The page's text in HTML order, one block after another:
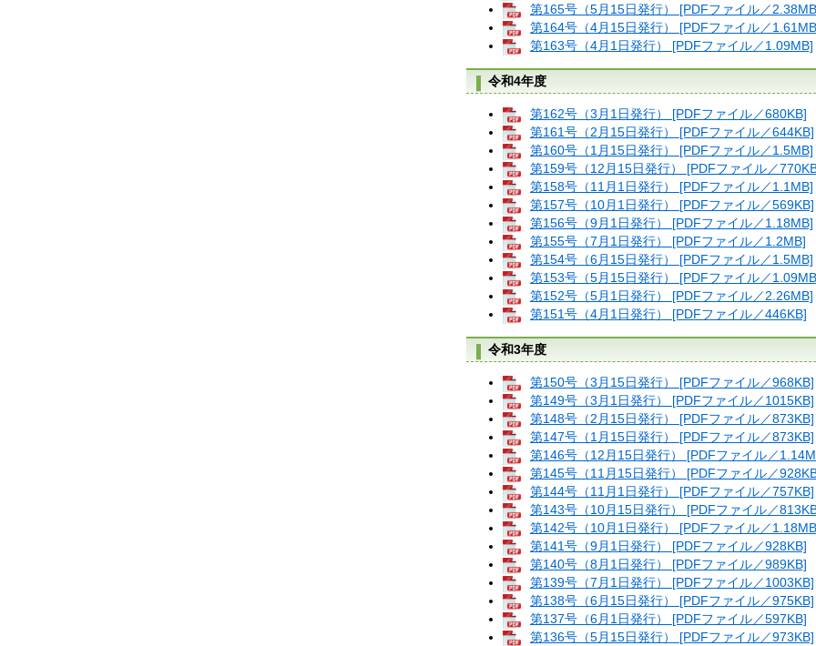
第165号（5月15日発行） [PDFファイル／
第164号（4月15日発行） [PDFファイル／
第163号（4月1日発行） [PDFファイル／1.09MB]
令和4年度
第162号（3月1日発行） [PDFファイル／680KB]
第161号（2月15日発行） [PDFファイル／644KB]
第160号（1月15日発行） [PDFファイル／1.5MB]
第159号（12月15日発行） [PDFファイル／
第158号（11月1日発行） [PDFファイル／1.1MB]
第157号（10月1日発行） [PDFファイル／569KB]
第156号（9月1日発行） [PDFファイル／1.18MB]
第155号（7月1日発行） [PDFファイル／1.2MB]
第154号（6月15日発行） [PDFファイル／1.5MB]
第153号（5月15日発行） [PDFファイル／
第152号（5月1日発行） [PDFファイル／2.26MB]
第151号（4月1日発行） [PDFファイル／446KB]
令和3年度
第150号（3月15日発行） [PDFファイル／968KB]
第149号（3月1日発行） [PDFファイル／1015KB]
第148号（2月15日発行） [PDFファイル／873KB]
第147号（1月15日発行） [PDFファイル／873KB]
第146号（12月15日発行） [PDFファイル／
第145号（11月15日発行） [PDFファイル／
第144号（11月1日発行） [PDFファイル／757KB]
第143号（10月15日発行） [PDFファイル／
第142号（10月1日発行） [PDFファイル／
第141号（9月1日発行） [PDFファイル／928KB]
第140号（8月1日発行） [PDFファイル／989KB]
第139号（7月1日発行） [PDFファイル／1003KB]
第138号（6月15日発行） [PDFファイル／975KB]
第137号（6月1日発行） [PDFファイル／597KB]
第136号（5月15日発行） [PDFファイル／973KB]